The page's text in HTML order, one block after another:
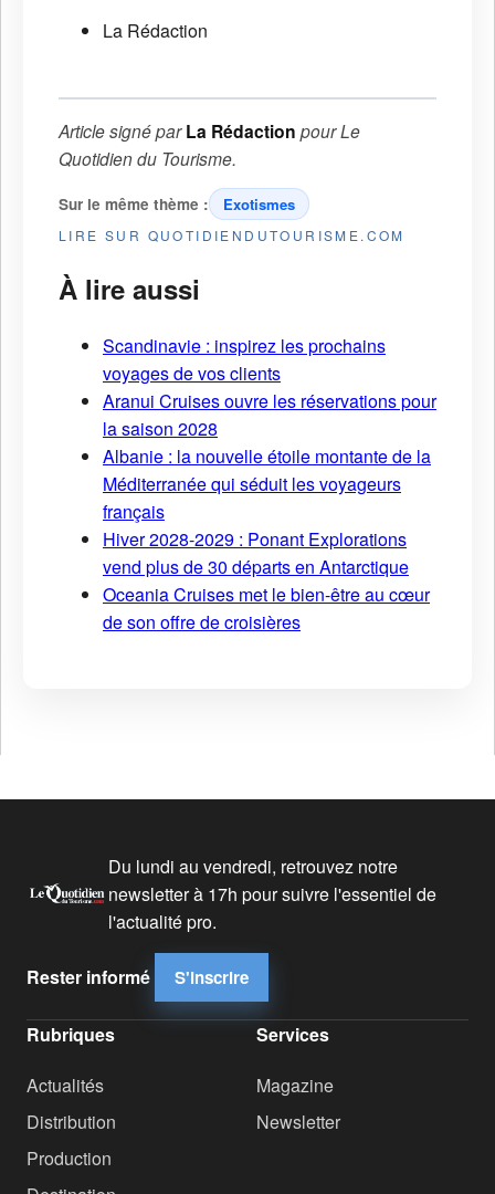
La Rédaction
Article signé parLa Rédaction pourLe
Quotidien du Tourisme.
Sur le même thème : Exotismes
LIRE SUR QUOTIDIENDUTOURISME.COM
À lire aussi
Scandinavie : inspirez les prochains
voyages de vos clients
Aranui Cruises ouvre les réservations pour
la saison 2028
Albanie : la nouvelle étoile montante de la
Méditerranée qui séduit les voyageurs
français
Hiver 2028-2029 : Ponant Explorations
vend plus de 30 départs en Antarctique
Oceania Cruises met le bien-être au cœur
de son offre de croisières
Du lundi au vendredi, retrouvez notre
newsletter à 17h pour suivre l'essentiel de
l'actualité pro.
Rester informé S'inscrire
Rubriques
Actualités
Distribution
Production
Services
Magazine
Newsletter